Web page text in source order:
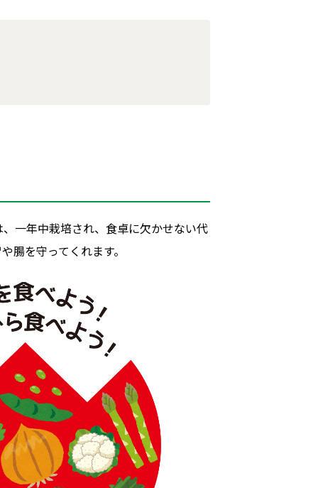
一年中栽培され、食卓に欠かせない代
腸を守ってくれます。